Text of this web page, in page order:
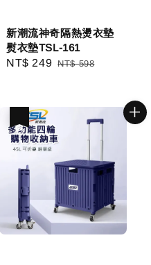
新潮流神奇隔熱燙衣墊
熨衣墊TSL-161
Sale
NT$ 249 Regular
NT$ 598